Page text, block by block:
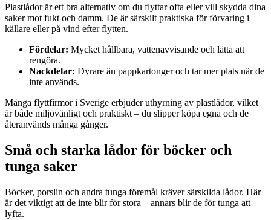
Plastlådor är ett bra alternativ om du flyttar ofta eller vill skydda dina
saker mot fukt och damm. De är särskilt praktiska för förvaring i
källare eller på vind efter flytten.
Fördelar: Mycket hållbara, vattenavvisande och lätta att
rengöra.
Nackdelar: Dyrare än pappkartonger och tar mer plats när de
inte används.
Många flyttfirmor i Sverige erbjuder uthyrning av plastlådor, vilket
är både miljövänligt och praktiskt – du slipper köpa egna och de
återanvänds många gånger.
Små och starka lådor för böcker och
tunga saker
Böcker, porslin och andra tunga föremål kräver särskilda lådor. Här
är det viktigt att de inte blir för stora – annars blir de för tunga att
lyfta.